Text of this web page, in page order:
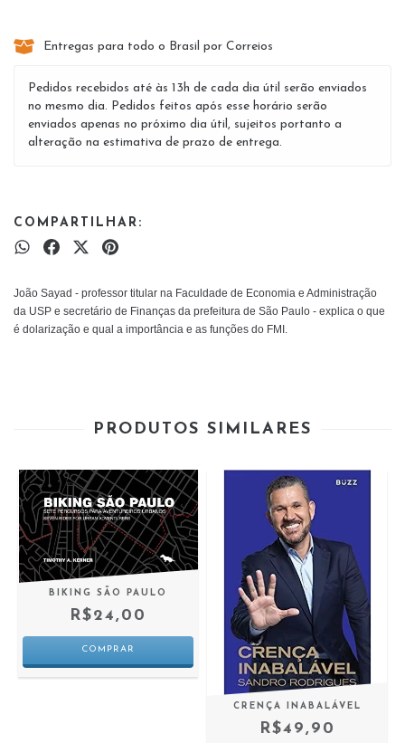
Entregas para todo o Brasil por Correios
Pedidos recebidos até às 13h de cada dia útil serão enviados
no mesmo dia. Pedidos feitos após esse horário serão
enviados apenas no próximo dia útil, sujeitos portanto a
alteração na estimativa de prazo de entrega.
COMPARTILHAR:
João Sayad - professor titular na Faculdade de Economia e Administração
da USP e secretário de Finanças da prefeitura de São Paulo - explica o que
é dolarização e qual a importância e as funções do FMI.
PRODUTOS SIMILARES
BIKING SÃO PAULO
R$24,00
CRENÇA INABALÁVEL
R$49,90